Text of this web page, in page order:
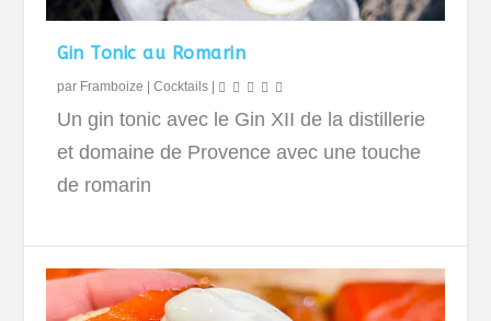
Gin Tonic au Romarin
par Framboize |Cocktails
Un gin tonic avec le Gin XII de la distillerie
et domaine de Provence avec une touche
de romarin